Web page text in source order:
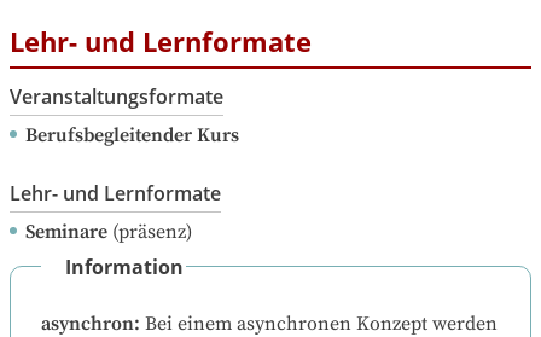
Lehr- und Lernformate
Veranstaltungsformate
Berufsbegleitender Kurs
Lehr- und Lernformate
Seminare (präsenz)
Information
asynchron: Bei einem asynchronen Konzept werden